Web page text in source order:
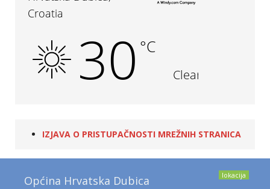
IZJAVA O PRISTUPAČNOSTI MREŽNIH STRANICA
lokacija
Općina Hrvatska Dubica